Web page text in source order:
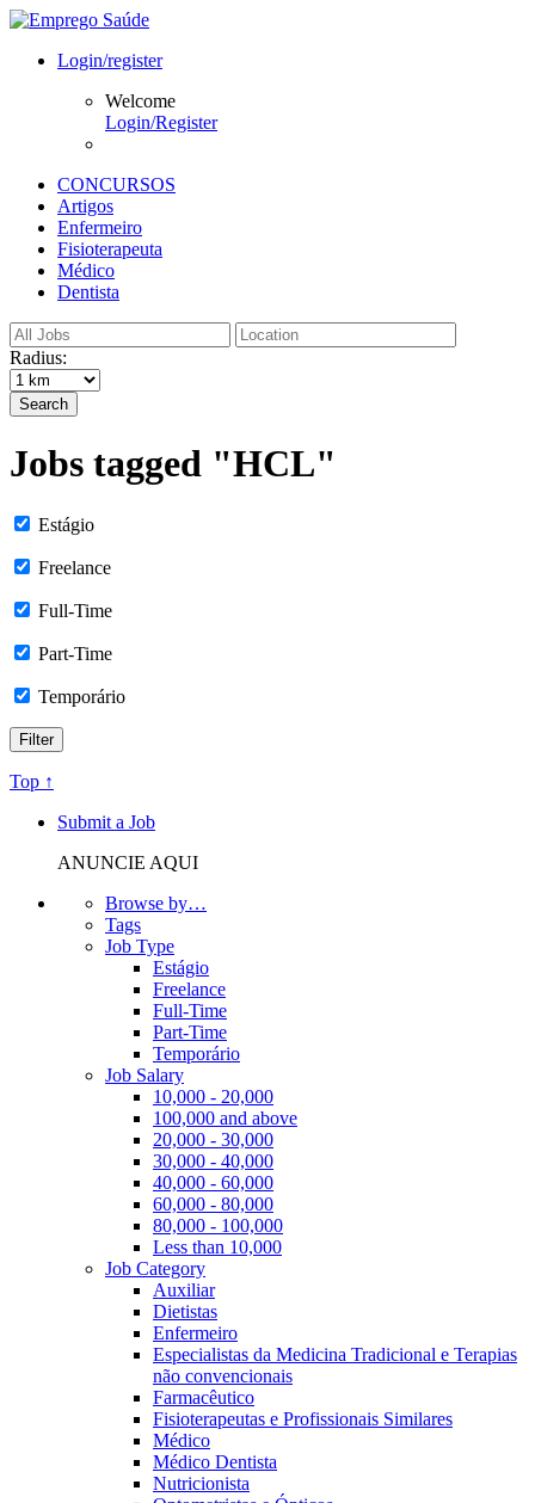
Login/register
Welcome
Login/Register
CONCURSOS
Artigos
Enfermeiro
Fisioterapeuta
Médico
Dentista
Radius:
Search
Jobs tagged "HCL"
Estágio
Freelance
Full-Time
Part-Time
Temporário
Top ↑
Submit a Job
ANUNCIE AQUI
Browse by…
Tags
Job Type
Estágio
Freelance
Full-Time
Part-Time
Temporário
Job Salary
10,000 - 20,000
100,000 and above
20,000 - 30,000
30,000 - 40,000
40,000 - 60,000
60,000 - 80,000
80,000 - 100,000
Less than 10,000
Job Category
Auxiliar
Dietistas
Enfermeiro
Especialistas da Medicina Tradicional e Terapias
não convencionais
Farmacêutico
Fisioterapeutas e Profissionais Similares
Médico
Médico Dentista
Nutricionista